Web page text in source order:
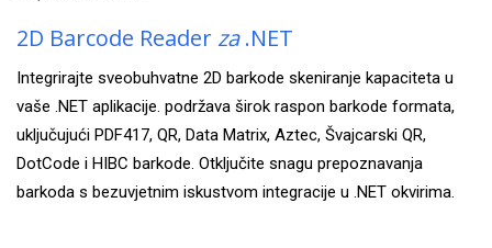
2D Barcode Reader za.NET
Integrirajte sveobuhvatne 2D barkode skeniranje kapaciteta u
vaše .NET aplikacije. podržava širok raspon barkode formata,
uključujući PDF417, QR, Data Matrix, Aztec, Švajcarski QR,
DotCode i HIBC barkode. Otključite snagu prepoznavanja
barkoda s bezuvjetnim iskustvom integracije u .NET okvirima.